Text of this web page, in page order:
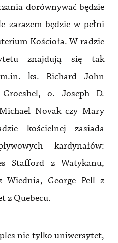
dorównywać będzie
zarazem będzie w pełni
Kościoła. W radzie
znajdują się tak
ks. Richard John
o. Joseph D.
Novak czy Mary
kościelnej zasiada
kardynałów:
Stafford z Watykanu,
Wiednia, George Pell z
z Quebecu.
nie tylko uniwersytet,